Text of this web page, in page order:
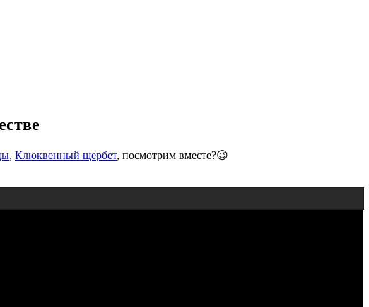
, Клюквенный щербет, посмотрим вместе?😉